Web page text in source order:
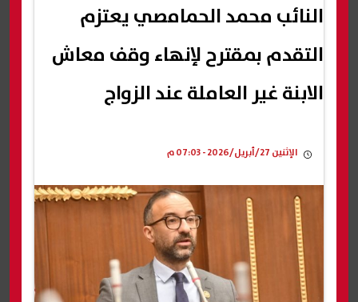
النائب محمد الحمامصي يعتزم
التقدم بمقترح لإنهاء وقف معاش
الابنة غير العاملة عند الزواج
الإثنين 27/أبريل/2026 - 07:03 م